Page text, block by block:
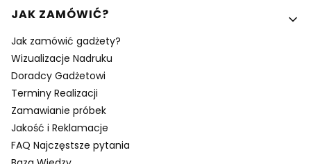
Linki w stopce
JAK ZAMÓWIĆ?
Jak zamówić gadżety?
Wizualizacje Nadruku
Doradcy Gadżetowi
Terminy Realizacji
Zamawianie próbek
Jakość i Reklamacje
FAQ Najczęstsze pytania